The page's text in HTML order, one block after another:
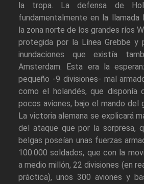
la tropa. La defensa de
fundamentalmente en la llamada
la zona norte de los grandes ríos
protegida por la Línea Grebbe y
inundaciones que existía
Amsterdam. Esta era la
pequeño -9 divisiones- mal
como el holandés, que disponía
pocos aviones, bajo el mando del
La victoria alemana se explicará
del ataque que por la sorpresa,
belgas poseían unas fuerzas
100.000 soldados, que con la
a medio millón, 22 divisiones (en
práctica), unos 300 aviones y